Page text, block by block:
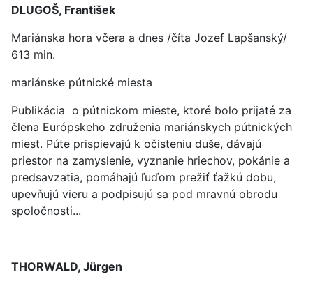
DLUGOŠ, František
Mariánska hora včera a dnes /číta Jozef Lapšanský/
613 min.
mariánske pútnické miesta
Publikácia o pútnickom mieste, ktoré bolo prijaté za
člena Európskeho združenia mariánskych pútnických
miest. Púte prispievajú k očisteniu duše, dávajú
priestor na zamyslenie, vyznanie hriechov, pokánie a
predsavzatia, pomáhajú ľuďom prežiť ťažkú dobu,
upevňujú vieru a podpisujú sa pod mravnú obrodu
spoločnosti...
THORWALD, Jürgen